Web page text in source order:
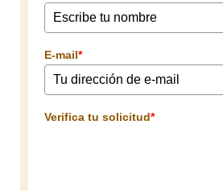
E-mail*
Verifica tu solicitud*